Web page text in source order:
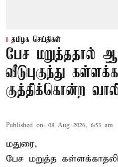
தமிழக செய்திகள்
பேச மறுத்ததால்
வீடுபுகுந்து
குத்திக்கொன்ற
Published on: 08 Aug 2026, 6:53 am
மதுரை,
பேச மறுத்த கள்ளக்காதலி